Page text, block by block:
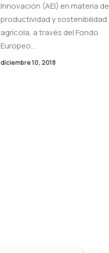
Innovación (AEI) en materia de
productividad y sostenibilidad
agrícola, a través del Fondo
Europeo…
diciembre 10, 2018